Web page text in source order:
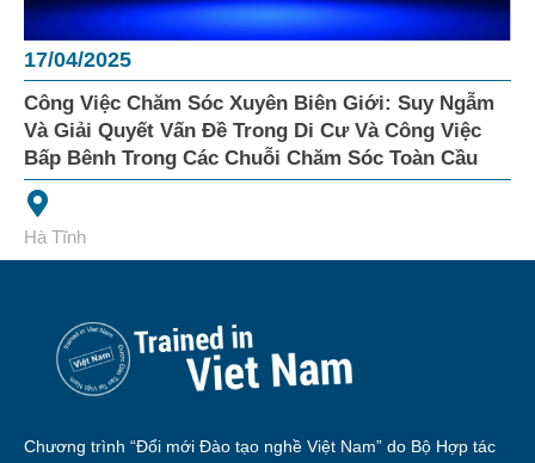
17/04/2025
Công Việc Chăm Sóc Xuyên Biên Giới: Suy Ngẫm
Và Giải Quyết Vấn Đề Trong Di Cư Và Công Việc
Bấp Bênh Trong Các Chuỗi Chăm Sóc Toàn Cầu
Hà Tĩnh
Chương trình “Đổi mới Đào tạo nghề Việt Nam” do Bộ Hợp tác